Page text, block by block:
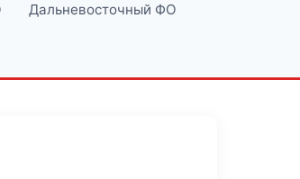
Дальневосточный ФО